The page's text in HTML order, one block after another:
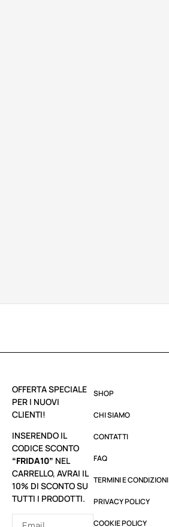
OFFERTA SPECIALE
PER I NUOVI
CLIENTI!
INSERENDO IL
CODICE SCONTO
“FRIDA10” NEL
CARRELLO, AVRAI IL
10% DI SCONTO SU
TUTTI I PRODOTTI.
SHOP
CHI SIAMO
CONTATTI
FAQ
TERMINI E CONDIZIONI
PRIVACY POLICY
COOKIE POLICY